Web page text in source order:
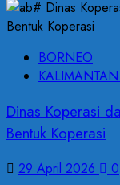
BORNEO
Dinas Koperasi
Bentuk Koperasi
29 April 2026 0